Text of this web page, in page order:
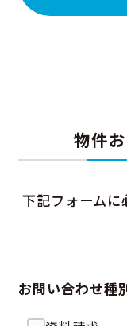
物件
下記フォームに
お問い合わせ種